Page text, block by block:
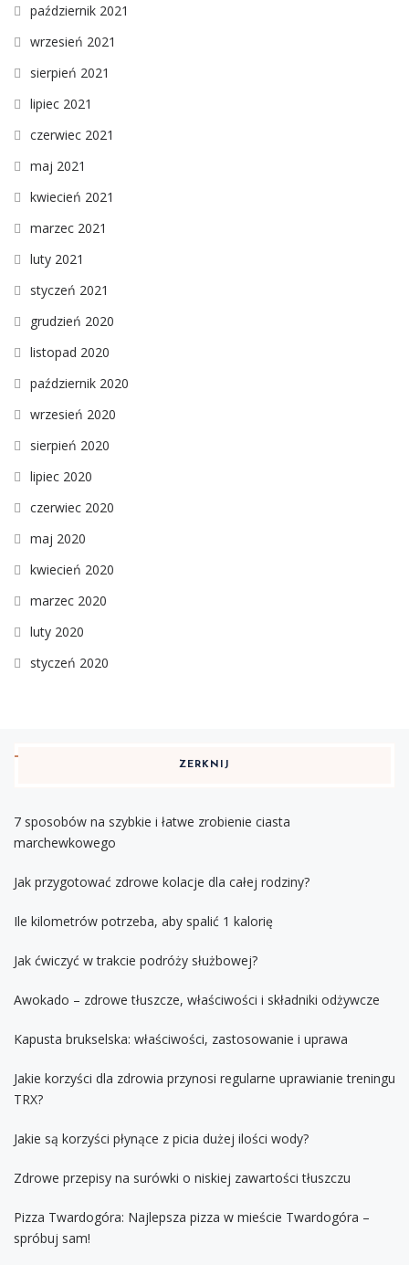
październik 2021
wrzesień 2021
sierpień 2021
lipiec 2021
czerwiec 2021
maj 2021
kwiecień 2021
marzec 2021
luty 2021
styczeń 2021
grudzień 2020
listopad 2020
październik 2020
wrzesień 2020
sierpień 2020
lipiec 2020
czerwiec 2020
maj 2020
kwiecień 2020
marzec 2020
luty 2020
styczeń 2020
ZERKNIJ
7 sposobów na szybkie i łatwe zrobienie ciasta
marchewkowego
Jak przygotować zdrowe kolacje dla całej rodziny?
Ile kilometrów potrzeba, aby spalić 1 kalorię
Jak ćwiczyć w trakcie podróży służbowej?
Awokado – zdrowe tłuszcze, właściwości i składniki odżywcze
Kapusta brukselska: właściwości, zastosowanie i uprawa
Jakie korzyści dla zdrowia przynosi regularne uprawianie treningu
TRX?
Jakie są korzyści płynące z picia dużej ilości wody?
Zdrowe przepisy na surówki o niskiej zawartości tłuszczu
Pizza Twardogóra: Najlepsza pizza w mieście Twardogóra –
spróbuj sam!